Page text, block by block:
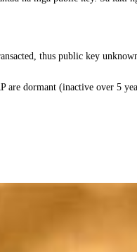
thus public key
dormant (inactive over 5